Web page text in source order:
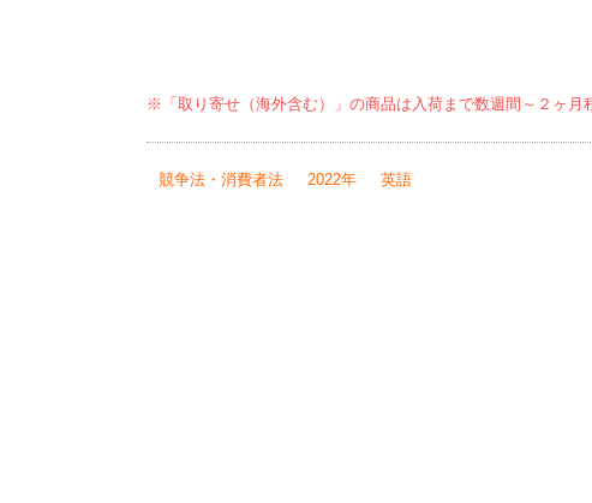
※「取り寄せ（海外含む）」の商品は入荷まで数週間～２ヶ
競争法・消費者法 2022年 英語